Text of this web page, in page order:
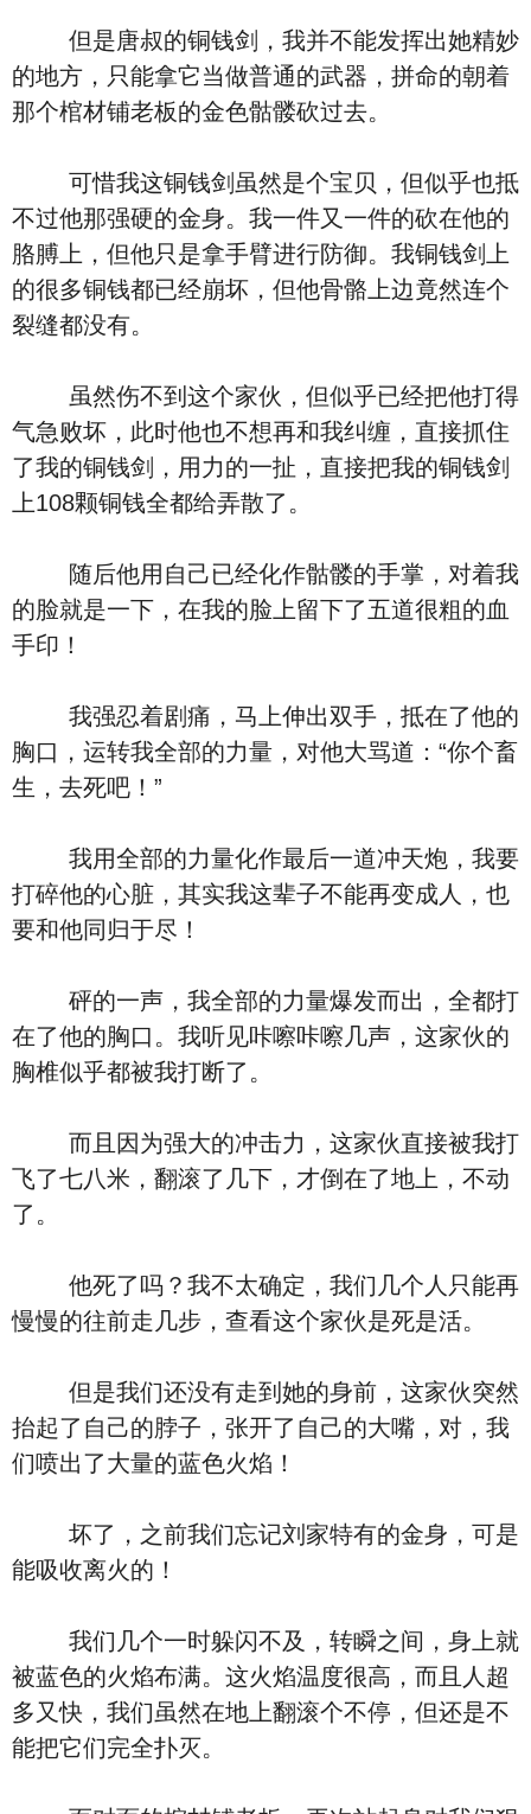
但是唐叔的铜钱剑，我并不能发挥出她精妙
的地方，只能拿它当做普通的武器，拼命的朝着
那个棺材铺老板的金色骷髅砍过去。
可惜我这铜钱剑虽然是个宝贝，但似乎也抵
不过他那强硬的金身。我一件又一件的砍在他的
胳膊上，但他只是拿手臂进行防御。我铜钱剑上
的很多铜钱都已经崩坏，但他骨骼上边竟然连个
裂缝都没有。
虽然伤不到这个家伙，但似乎已经把他打得
气急败坏，此时他也不想再和我纠缠，直接抓住
了我的铜钱剑，用力的一扯，直接把我的铜钱剑
上108颗铜钱全都给弄散了。
随后他用自己已经化作骷髅的手掌，对着我
的脸就是一下，在我的脸上留下了五道很粗的血
手印！
我强忍着剧痛，马上伸出双手，抵在了他的
胸口，运转我全部的力量，对他大骂道：“你个畜
生，去死吧！”
我用全部的力量化作最后一道冲天炮，我要
打碎他的心脏，其实我这辈子不能再变成人，也
要和他同归于尽！
砰的一声，我全部的力量爆发而出，全都打
在了他的胸口。我听见咔嚓咔嚓几声，这家伙的
胸椎似乎都被我打断了。
而且因为强大的冲击力，这家伙直接被我打
飞了七八米，翻滚了几下，才倒在了地上，不动
了。
他死了吗？我不太确定，我们几个人只能再
慢慢的往前走几步，查看这个家伙是死是活。
但是我们还没有走到她的身前，这家伙突然
抬起了自己的脖子，张开了自己的大嘴，对，我
们喷出了大量的蓝色火焰！
坏了，之前我们忘记刘家特有的金身，可是
能吸收离火的！
我们几个一时躲闪不及，转瞬之间，身上就
被蓝色的火焰布满。这火焰温度很高，而且人超
多又快，我们虽然在地上翻滚个不停，但还是不
能把它们完全扑灭。